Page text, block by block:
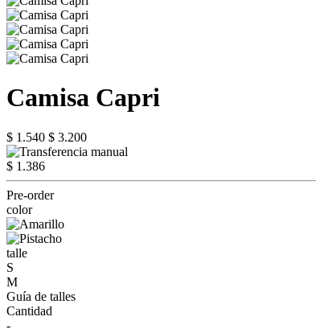
Camisa Capri
$ 1.540 $ 3.200
$ 1.386
Pre-order
color
talle
S
M
Guía de talles
Cantidad
-